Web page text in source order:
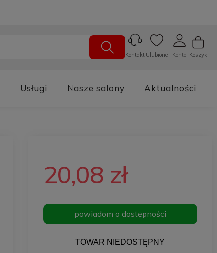
Koszyk
Konto
Ulubione
Kontakt
Usługi Nasze salony Aktualności
20,08 zł
powiadom o dostępności
TOWAR NIEDOSTĘPNY